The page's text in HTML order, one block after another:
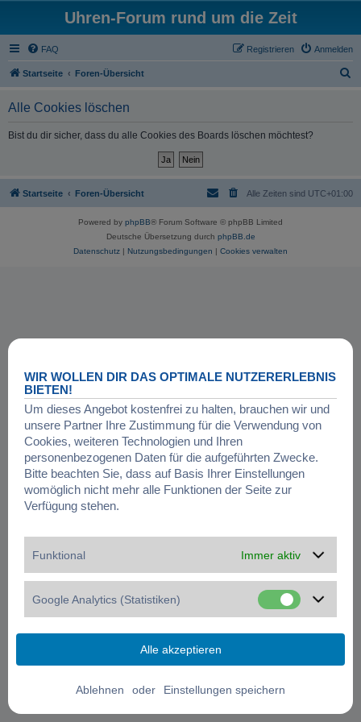
Uhren-Forum rund um die Zeit
FAQ Anmelden
Registrieren
Startseite Foren-Übersicht
Alle Cookies löschen
Bist du dir sicher, dass du alle Cookies des Boards löschen möchtest?
Startseite Foren-Übersicht Alle Zeiten sind UTC+01:00
Powered by phpBB® Forum Software © phpBB Limited
Deutsche Übersetzung durch phpBB.de
Datenschutz | Nutzungsbedingungen | Cookies verwalten
WIR WOLLEN DIR DAS OPTIMALE NUTZERERLEBNIS
BIETEN!
Um dieses Angebot kostenfrei zu halten, brauchen wir und
unsere Partner Ihre Zustimmung für die Verwendung von
Cookies, weiteren Technologien und Ihren
personenbezogenen Daten für die aufgeführten Zwecke.
Bitte beachten Sie, dass auf Basis Ihrer Einstellungen
womöglich nicht mehr alle Funktionen der Seite zur
Verfügung stehen.
Funktional Immer aktiv
Google Analytics (Statistiken)
oder